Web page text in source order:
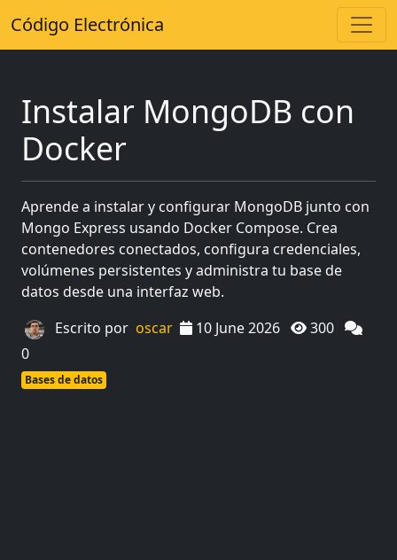
Código Electrónica
Instalar MongoDB con
Docker
Aprende a instalar y configurar MongoDB junto con
Mongo Express usando Docker Compose. Crea
contenedores conectados, configura credenciales,
volúmenes persistentes y administra tu base de
datos desde una interfaz web.
Escrito por oscar 10 June 2026
300
0
Bases de datos